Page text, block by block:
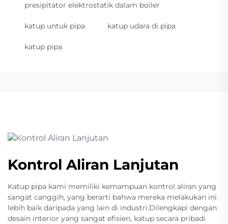
presipitator elektrostatik dalam boiler
katup untuk pipa katup udara di pipa
katup pipa
Kontrol Aliran Lanjutan
Katup pipa kami memiliki kemampuan kontrol aliran yang
sangat canggih, yang berarti bahwa mereka melakukan ini
lebih baik daripada yang lain di industri.Dilengkapi dengan
desain interior yang sangat efisien, katup secara pribadi